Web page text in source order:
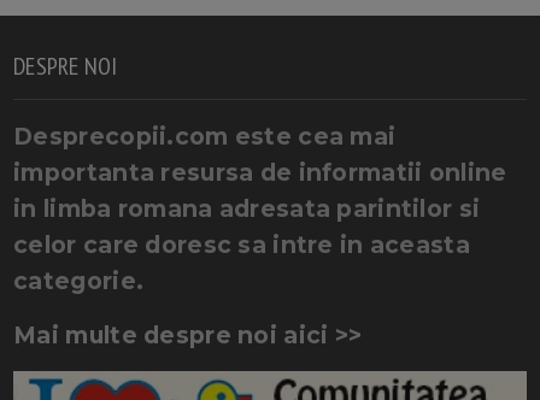
DESPRE NOI
Desprecopii.com este cea mai
importanta resursa de informatii online
in limba romana adresata parintilor si
celor care doresc sa intre in aceasta
categorie.
Mai multe despre noi aici >>